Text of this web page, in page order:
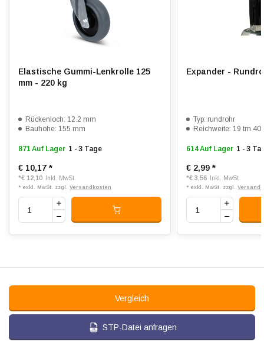
Verschleißfest: 4
Temperatur:
Elastische Gummi-Lenkrolle 125
mm - 220 kg
Rückenloch: 12.2 mm
Bauhöhe: 155 mm
871 Auf Lager 1 - 3 Tage
€ 10,17 *
*€ 12,10 Inkl. MwSt.
* exkl. MwSt. zzgl. Versandkosten
Expander -
Typ: rundrohr
Reichweite: 19 tm 40
614 Auf Lager 1 - 3
€ 2,99*
*€ 3,56 Inkl. MwSt.
* exkl. MwSt. zzgl.
Vergleich
STP-Datei anfragen